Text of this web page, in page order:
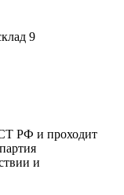
9
РФ и проходит
и